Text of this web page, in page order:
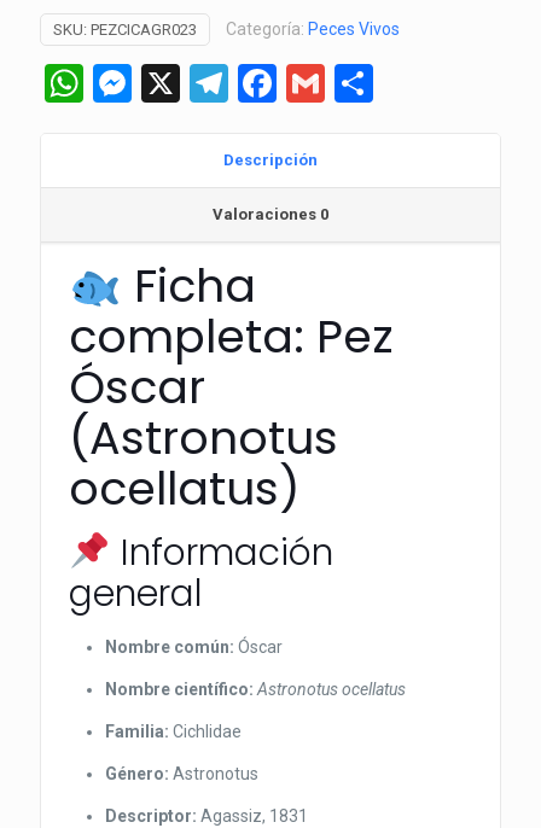
SKU: PEZCICAGR023 Categoría: Peces Vivos
WhatsApp
Messenger
X Telegram
Facebook
Gmail
Descripción
Valoraciones 0
Ficha
completa: Pez
Óscar
(Astronotus
ocellatus)
Información
general
Nombre común: Óscar
Nombre científico: Astronotus ocellatus
Familia: Cichlidae
Género: Astronotus
Descriptor: Agassiz, 1831